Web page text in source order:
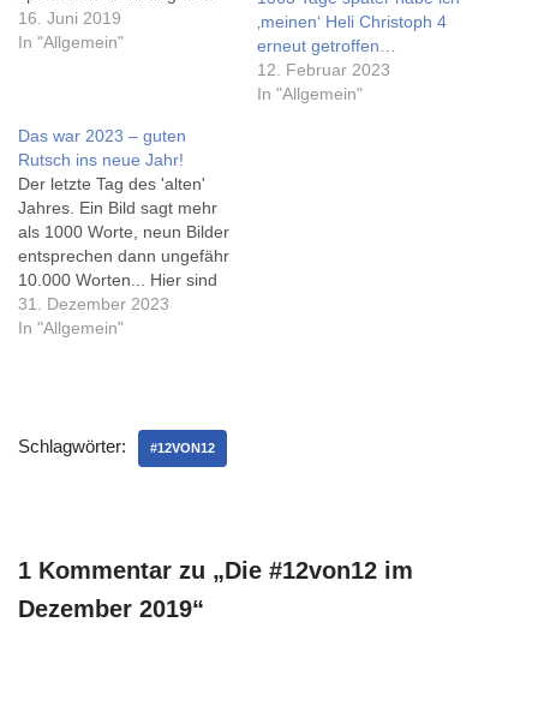
Prius ein 'tokioroter' C-HR...
https://www.instagram.com/
Lieblingstweets geblieben
sind? Und die #12von12?
Und all die anderen
Beiträge? Es…
16. Juni 2019
In "Allgemein"
‚meinen‘ Heli Christoph 4
erneut getroffen…
12. Februar 2023
In "Allgemein"
Das war 2023 – guten
Rutsch ins neue Jahr!
Der letzte Tag des 'alten'
Jahres. Ein Bild sagt mehr
als 1000 Worte, neun Bilder
entsprechen dann ungefähr
10.000 Worten... Hier sind
meine #bestnine Instagram-
Bilder des vergangenen
Rettungshubschrauber
Christoph 4 auf seinem
31. Dezember 2023
In "Allgemein"
Schlagwörter: #12VON12
1 Kommentar zu „Die #12von12 im
Dezember 2019“